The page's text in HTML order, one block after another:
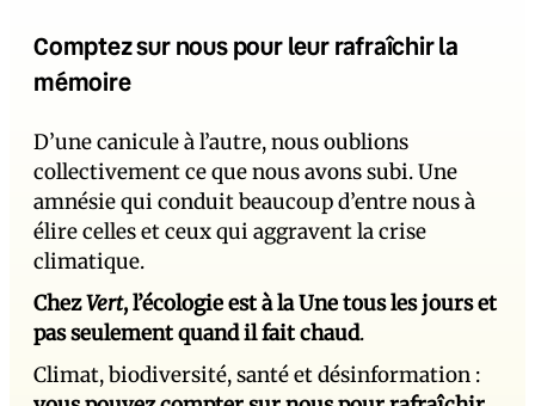
Comptez sur nous pour leur rafraîchir la
mémoire
D’une canicule à l’autre, nous oublions
collectivement ce que nous avons subi. Une
amnésie qui conduit beaucoup d’entre nous à
élire celles et ceux qui aggravent la crise
climatique.
ChezVert, l’écologie est à la Une tous les jours et
pas seulement quand il fait chaud.
Climat, biodiversité, santé et désinformation :